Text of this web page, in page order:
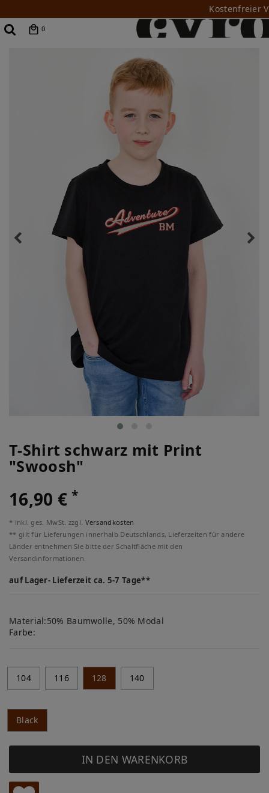
Kostenfreier
0
T-Shirt schwarz mit Print
"Swoosh"
16,90 €*
* inkl. ges. MwSt. zzgl. Versandkosten
** gilt für Lieferungen innerhalb Deutschlands, Lieferzeiten für andere
Länder entnehmen Sie bitte der Schaltfläche mit den
Versandinformationen.
auf Lager- Lieferzeit ca. 5-7 Tage**
Material:50% Baumwolle, 50% Modal
Farbe:
104 116 128 140
Black
IN DEN WARENKORB